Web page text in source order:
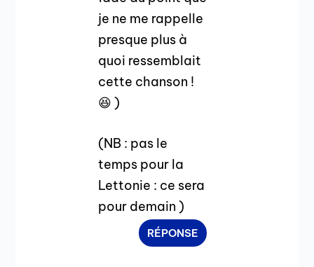
je ne me rappelle
presque plus à
quoi ressemblait
cette chanson !
😆 )
(NB : pas le
temps pour la
Lettonie : ce sera
pour demain )
RÉPONSE